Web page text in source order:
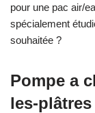
pour une pac air/
spécialement
souhaitée ?
Pompe a
les-plâtres